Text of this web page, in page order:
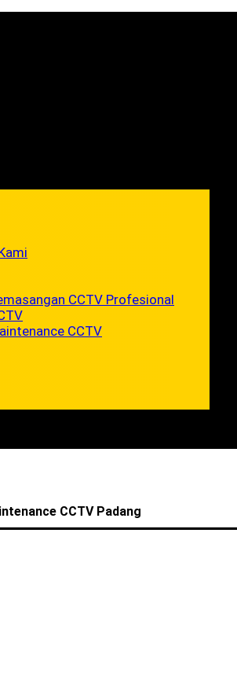
CCTV Profesional
CCTV
CCTV Padang